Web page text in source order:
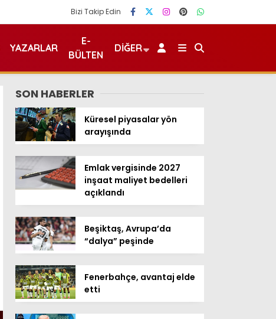
Bizi Takip Edin
YAZARLAR
E-
BÜLTEN
DIĞER
SON HABERLER
Küresel piyasalar yön
arayışında
Emlak vergisinde 2027
inşaat maliyet bedelleri
açıklandı
Beşiktaş, Avrupa’da
“dalya” peşinde
Fenerbahçe, avantaj elde
etti